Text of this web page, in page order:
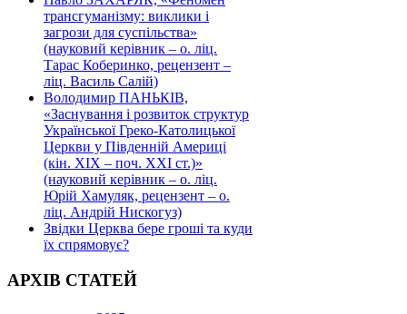
трансгуманізму: виклики і
загрози для суспільства»
(науковий керівник – о. ліц.
Тарас Коберинко, рецензент –
ліц. Василь Салій)
Володимир ПАНЬКІВ,
«Заснування і розвиток структур
Української Греко-Католицької
Церкви у Південній Америці
(кін. ХІХ – поч. ХХІ ст.)»
(науковий керівник – о. ліц.
Юрій Хамуляк, рецензент – о.
ліц. Андрій Нискогуз)
Звідки Церква бере гроші та куди
їх спрямовує?
АРХІВ СТАТЕЙ